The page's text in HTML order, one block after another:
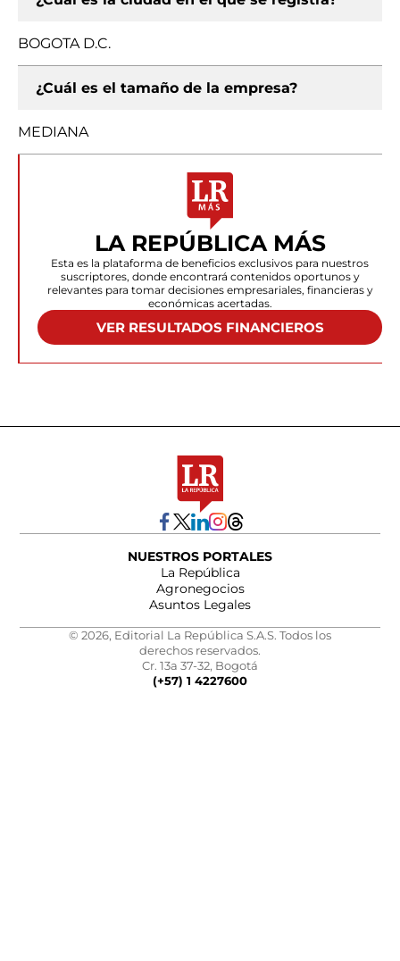
BOGOTA D.C.
¿Cuál es el tamaño de la empresa?
MEDIANA
LA REPÚBLICA MÁS
Esta es la plataforma de beneficios exclusivos para nuestros
suscriptores, donde encontrará contenidos oportunos y
relevantes para tomar decisiones empresariales, financieras y
económicas acertadas.
VER RESULTADOS FINANCIEROS
NUESTROS PORTALES
La República
Agronegocios
Asuntos Legales
© 2026, Editorial La República S.A.S. Todos los
derechos reservados.
Cr. 13a 37-32, Bogotá
(+57) 1 4227600